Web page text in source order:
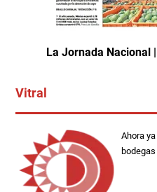
La Jornada Nacional
Vitral
Ahora
bodegas